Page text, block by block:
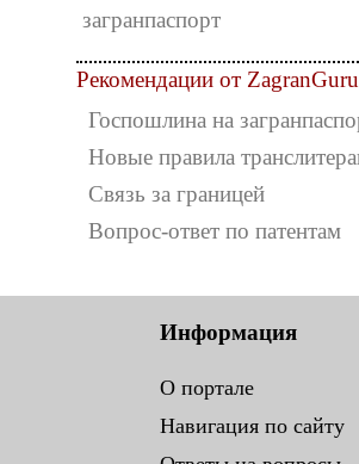
загранпаспорт
Рекомендации от ZagranGuru
Госпошлина на
Новые правила
Связь за границей
Вопрос-ответ по патентам
Информация
О портале
Навигация по сайту